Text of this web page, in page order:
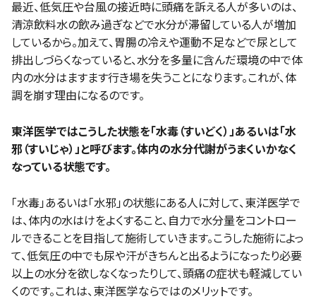
最近、低気圧や台風の接近時に頭痛を訴える人が多いのは、
清涼飲料水の飲み過ぎなどで水分が滞留している人が増加
しているから。加えて、胃腸の冷えや運動不足などで尿として
排出しづらくなっていると、水分を多量に含んだ環境の中で体
内の水分はますます行き場を失うことになります。これが、体
調を崩す理由になるのです。
東洋医学ではこうした状態を「水毒（すいどく）」あるいは「水
邪（すいじゃ）」と呼びます。体内の水分代謝がうまくいかなく
なっている状態です。
「水毒」あるいは「水邪」の状態にある人に対して、東洋医学で
は、体内の水はけをよくすること、自力で水分量をコントロー
ルできることを目指して施術していきます。こうした施術によっ
て、低気圧の中でも尿や汗がきちんと出るようになったり必要
以上の水分を欲しなくなったりして、頭痛の症状も軽減してい
くのです。これは、東洋医学ならではのメリットです。